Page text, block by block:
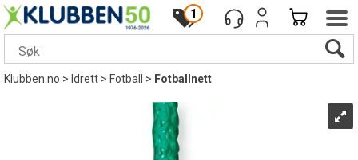
1
Klubben.no> Idrett>Fotball > Fotballnett